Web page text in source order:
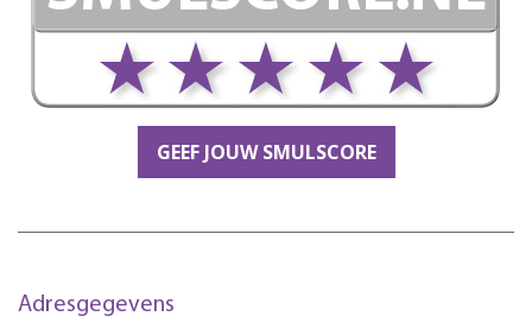
GEEF JOUW SMULSCORE
Adresgegevens